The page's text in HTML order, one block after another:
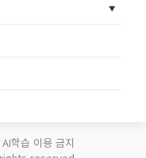
학습 이용 금지